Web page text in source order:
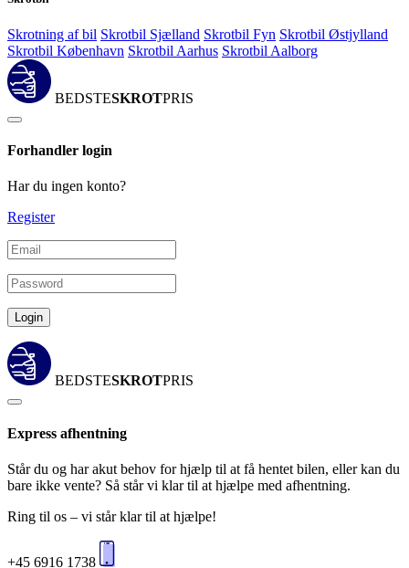
Skrotning af bil Skrotbil Sjælland Skrotbil Fyn Skrotbil Østjylland
Skrotbil København Skrotbil Aarhus Skrotbil Aalborg
BEDSTESKROTPRIS
Forhandler login
Har du ingen konto?
Register
Login
BEDSTESKROTPRIS
Express afhentning
Står du og har akut behov for hjælp til at få hentet bilen, eller kan du
bare ikke vente? Så står vi klar til at hjælpe med afhentning.
Ring til os – vi står klar til at hjælpe!
+45 6916 1738